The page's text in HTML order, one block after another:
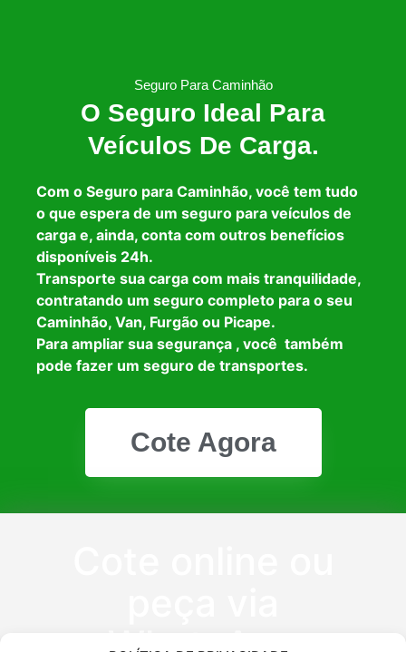
Seguro Para Caminhão
O Seguro Ideal Para
Veículos De Carga.
Com o Seguro para Caminhão, você tem tudo
o que espera de um seguro para veículos de
carga e, ainda, conta com outros benefícios
disponíveis 24h.
Transporte sua carga com mais tranquilidade,
contratando um seguro completo para o seu
Caminhão, Van, Furgão ou Picape.
Para ampliar sua segurança , você também
pode fazer um seguro de transportes.
Cote Agora